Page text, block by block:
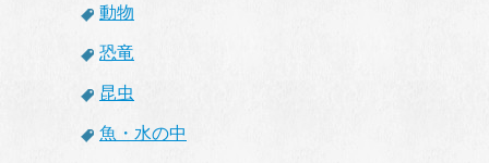
動物
恐竜
昆虫
魚・水の中